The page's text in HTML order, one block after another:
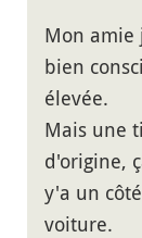
Mon amie
bien
élevée.
Mais une
d'origine,
y'a un
voiture.